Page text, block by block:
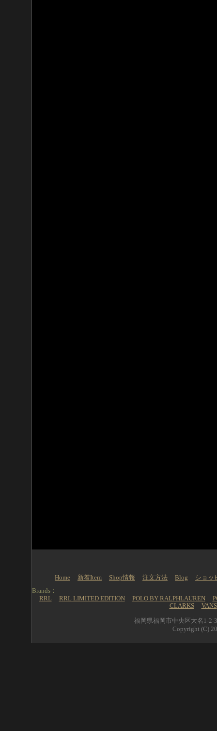
Home 新着Item Shop情報 注文方法 Blog
ショッ
Brands：
RRL
RRL LIMITED EDITION POLO BY RALPHLAUREN
CLARKS
VANS
福岡県福岡市中央区大名1-2-
Copyright (C)